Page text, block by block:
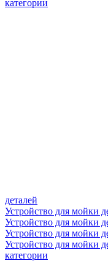
категории
деталей
Устройство для мойки
Устройство для мойки
Устройство для мойки
Устройство для мойки
категории